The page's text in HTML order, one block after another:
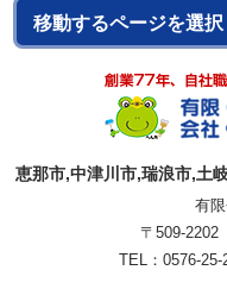
恵那市,中津川市,瑞浪市,土
有
〒509-
TEL：0576-